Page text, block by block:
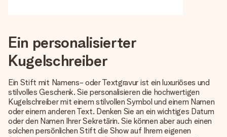
Ein personalisierter
Kugelschreiber
Ein Stift mit Namens- oder Textgravur ist ein luxuriöses und
stilvolles Geschenk. Sie personalisieren die hochwertigen
Kugelschreiber mit einem stilvollen Symbol und einem Namen
oder einem anderen Text. Denken Sie an ein wichtiges Datum
oder den Namen Ihrer Sekretärin. Sie können aber auch einen
solchen persönlichen Stift die Show auf Ihrem eigenen